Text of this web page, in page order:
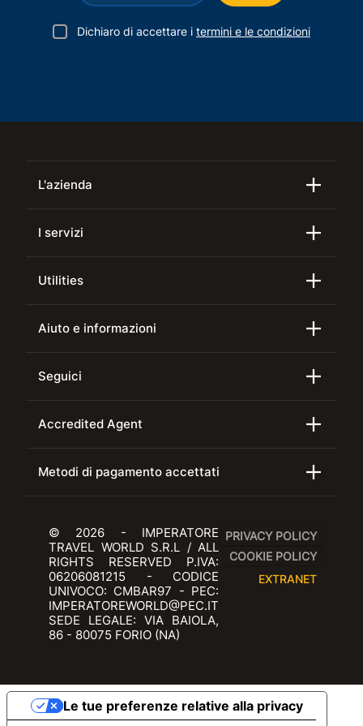
Dichiaro di accettare i termini e le condizioni
L'azienda
I servizi
Utilities
Aiuto e informazioni
Seguici
Accredited Agent
Metodi di pagamento accettati
© 2026 - IMPERATORE
TRAVEL WORLD S.R.L / ALL
RIGHTS RESERVED P.IVA:
06206081215 - CODICE
UNIVOCO: CMBAR97 - PEC:
IMPERATOREWORLD@PEC.IT
SEDE LEGALE: VIA BAIOLA,
86 - 80075 FORIO (NA)
PRIVACY POLICY
COOKIE POLICY
EXTRANET
Le tue preferenze relative alla privacy